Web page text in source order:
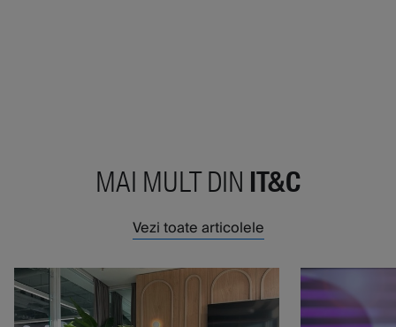
MAI MULT DIN IT&C
Vezi toate articolele